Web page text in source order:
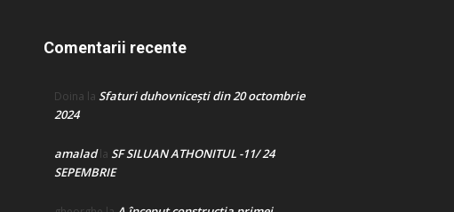
Comentarii recente
Doina la Sfaturi duhovnicești din 20 octombrie
2024
amaladla SF SILUAN ATHONITUL -11/ 24
SEPEMBRIE